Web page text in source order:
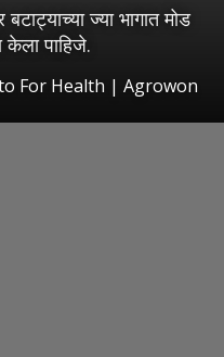
ज्या भागात मोड
पाहिजे.
For Health | Agrowon